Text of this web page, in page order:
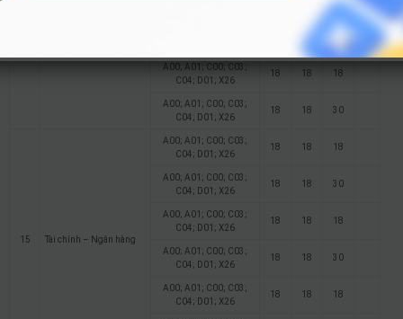
18
A00; A01; C00; C03;
C04; D01; X26
18 18 18
A00; A01; C00; C03;
C04; D01; X26
18 18 30
15 Tài chính – Ngân hàng
A00; A01; C00; C03;
C04; D01; X26
18 18 18
A00; A01; C00; C03;
C04; D01; X26
18 18 30
A00; A01; C00; C03;
C04; D01; X26
18 18 18
A00; A01; C00; C03;
C04; D01; X26
18 18 30
A00; A01; C00; C03;
C04; D01; X26
18 18 18